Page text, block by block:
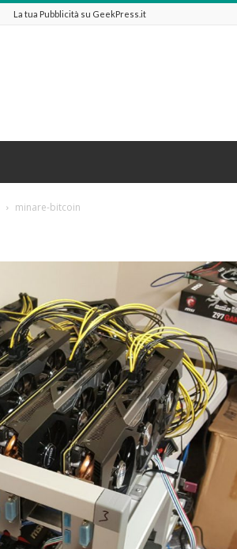
La tua Pubblicità su GeekPress.it
minare-bitcoin